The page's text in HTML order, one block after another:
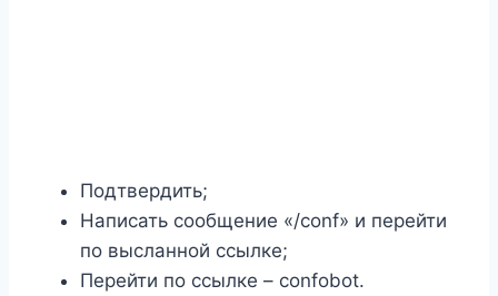
Подтвердить;
Написать сообщение «/conf» и перейти
по высланной ссылке;
Перейти по ссылке – confobot.